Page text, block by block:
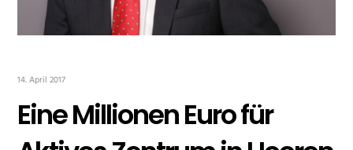
14. April 2017
Eine Millionen Euro für